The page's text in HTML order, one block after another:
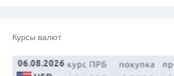
Курсы валют
"Диором": Поплавская вмазала
семейке Плющенко